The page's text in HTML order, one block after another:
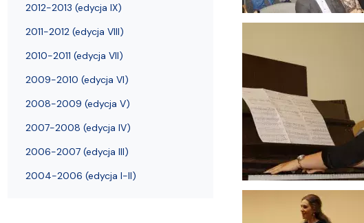
2012-2013 (edycja IX)
2011-2012 (edycja VIII)
2010-2011 (edycja VII)
2009-2010 (edycja VI)
2008-2009 (edycja V)
2007-2008 (edycja IV)
2006-2007 (edycja III)
2004-2006 (edycja I-II)